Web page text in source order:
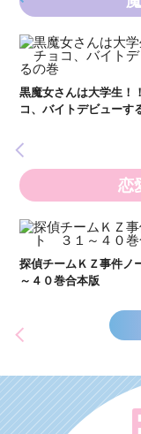
黒魔女さんは大学生
コ、バイトデビューす
恋
探偵チームＫＺ事件
～４０巻合本版